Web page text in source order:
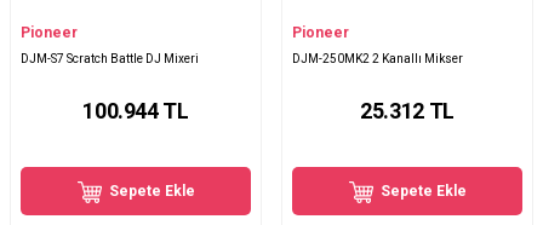
Pioneer
DJM-S7 Scratch Battle DJ Mixeri
100.944TL
Sepete Ekle
Pioneer
DJM-250MK2 2 Kanallı Mikser
25.312TL
Sepete Ekle